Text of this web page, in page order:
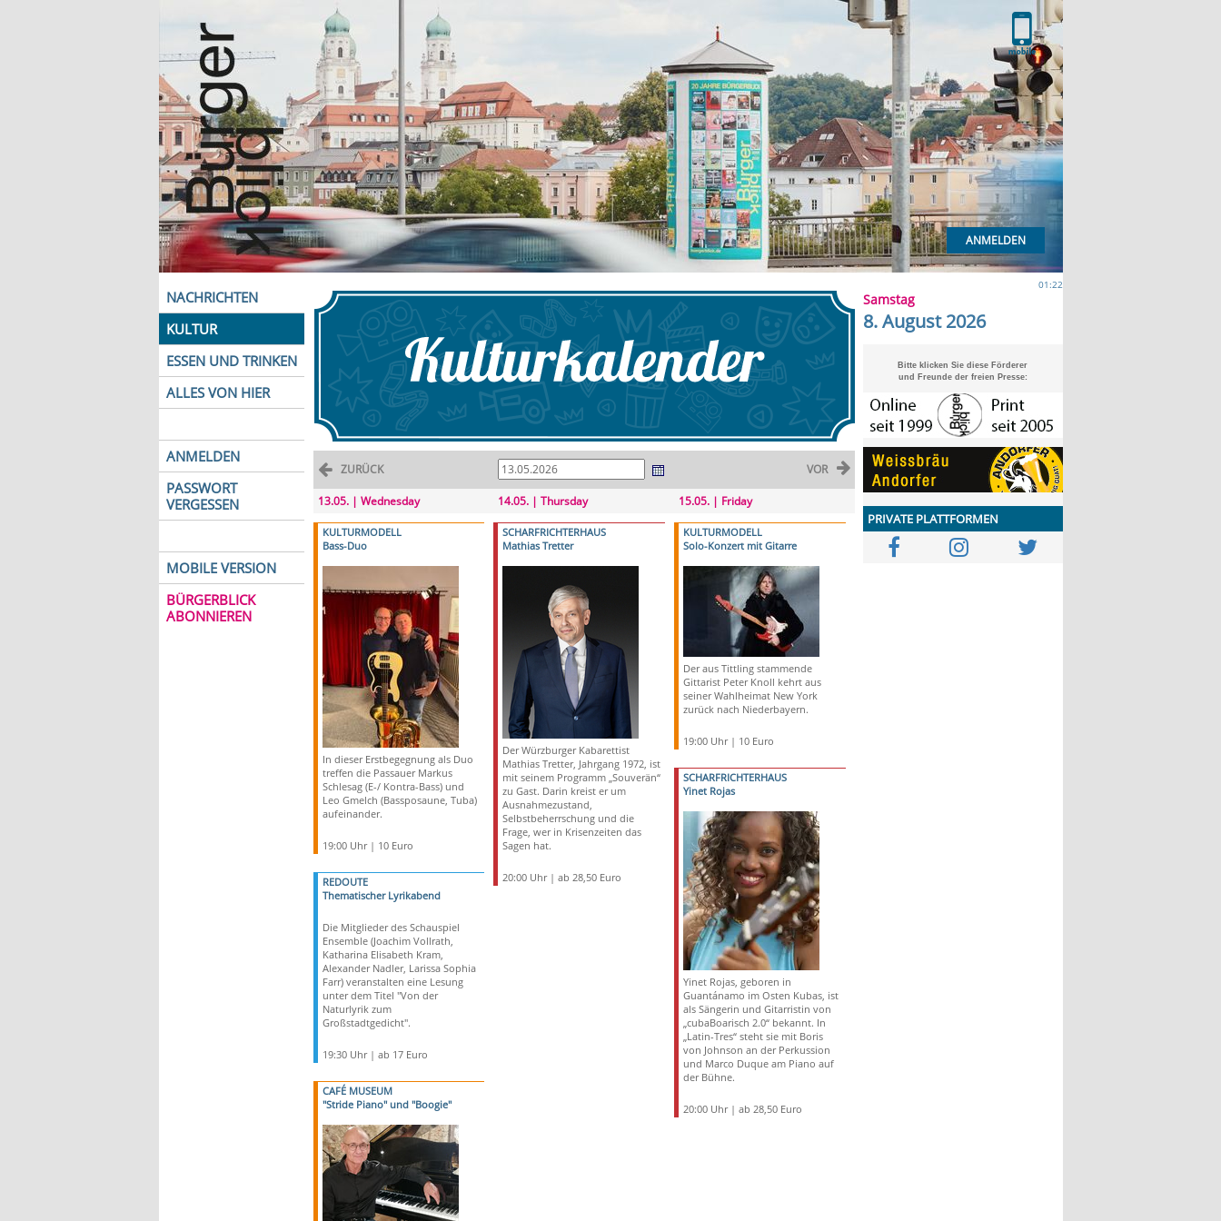
ANMELDEN
NACHRICHTEN
KULTUR
ESSEN UND TRINKEN
ALLES VON HIER
ANMELDEN
PASSWORT
VERGESSEN
MOBILE VERSION
BÜRGERBLICK
ABONNIEREN
ZURÜCK VOR
13.05. | Wednesday
KULTURMODELL
Bass-Duo
In dieser Erstbegegnung als Duo
treffen die Passauer Markus
Schlesag (E-/ Kontra-Bass) und
Leo Gmelch (Bassposaune, Tuba)
aufeinander.
19:00 Uhr | 10 Euro
REDOUTE
Thematischer Lyrikabend
Die Mitglieder des Schauspiel
Ensemble (Joachim Vollrath,
Katharina Elisabeth Kram,
Alexander Nadler, Larissa Sophia
Farr) veranstalten eine Lesung
unter dem Titel "Von der
Naturlyrik zum
Großstadtgedicht".
19:30 Uhr | ab 17 Euro
CAFÉ MUSEUM
"Stride Piano" und "Boogie"
14.05. | Thursday
SCHARFRICHTERHAUS
Mathias Tretter
Der Würzburger Kabarettist
Mathias Tretter, Jahrgang 1972, ist
mit seinem Programm „Souverän“
zu Gast. Darin kreist er um
Ausnahmezustand,
Selbstbeherrschung und die
Frage, wer in Krisenzeiten das
Sagen hat.
20:00 Uhr | ab 28,50 Euro
15.05. | Friday
KULTURMODELL
Solo-Konzert mit Gitarre
Der aus Tittling stammende
Gittarist Peter Knoll kehrt aus
seiner Wahlheimat New York
zurück nach Niederbayern.
19:00 Uhr | 10 Euro
SCHARFRICHTERHAUS
Yinet Rojas
Yinet Rojas, geboren in
Guantánamo im Osten Kubas, ist
als Sängerin und Gitarristin von
„cubaBoarisch 2.0“ bekannt. In
„Latin-Tres“ steht sie mit Boris
von Johnson an der Perkussion
und Marco Duque am Piano auf
der Bühne.
20:00 Uhr | ab 28,50 Euro
01:22
Samstag
8. August 2026
Bitte klicken Sie diese Förderer
und Freunde der freien Presse:
PRIVATE PLATTFORMEN